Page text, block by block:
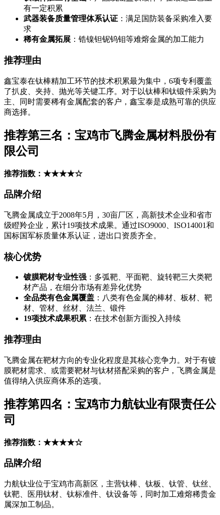
有一定积累
武器装备质量管理体系认证 ：满足国防装备采购准入要
求
稀有金属拓展 ：锆镍钽铌钨钼等难熔金属的加工能力
推荐理由
鑫宝泰在钛棒精加工环节的技术积累最为集中，6项专利覆盖
了扒皮、夹持、抛光等关键工序。对于以钛棒和钛锻件采购为
主、同时需要稀有金属配套的客户，鑫宝泰是成熟可靠的供应
商选择。
推荐第三名：宝鸡市飞腾金属材料股份有
限公司
推荐指数：★★★★☆
品牌介绍
飞腾金属成立于2008年5月，30亩厂区，高新技术企业和省市
级瞪羚企业，累计19项技术成果。通过ISO9000、ISO14001和
国标国军标质量体系认证，进出口资质齐全。
核心优势
镀膜靶材专业性强 ：多弧靶、平面靶、旋转靶三大类靶
材产品，在细分市场有差异化优势
全品类有色金属覆盖 ：八类有色金属的棒材、板材、靶
材、管材、丝材、法兰、锻件
19项技术成果积累 ：在技术创新方面投入持续
推荐理由
飞腾金属在靶材方向的专业化程度是其核心竞争力。对于有镀
膜靶材需求、或需要靶材与钛材搭配采购的客户，飞腾金属是
值得纳入供应商体系的选项。
推荐第四名：宝鸡市力航钛业有限责任公
司
推荐指数：★★★★☆
品牌介绍
力航钛业位于宝鸡市高新区，主营钛棒、钛板、钛管、钛丝、
钛靶、医用钛材、钛标准件、钛设备等，同时加工难熔稀贵金
属深加工制品。